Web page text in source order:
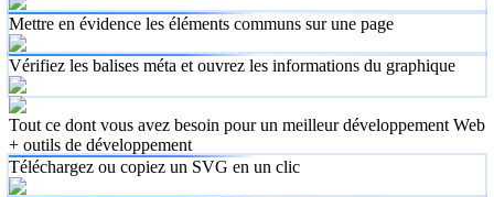
Mettre en évidence les éléments communs sur une page
Vérifiez les balises méta et ouvrez les informations du graphique
Tout ce dont vous avez besoin pour un meilleur développement Web
+ outils de développement
Téléchargez ou copiez un SVG en un clic